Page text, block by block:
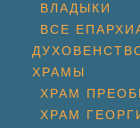
ВЛАДЫКИ
ВСЕ
ХРАМЫ
ХРАМ
ХРАМ